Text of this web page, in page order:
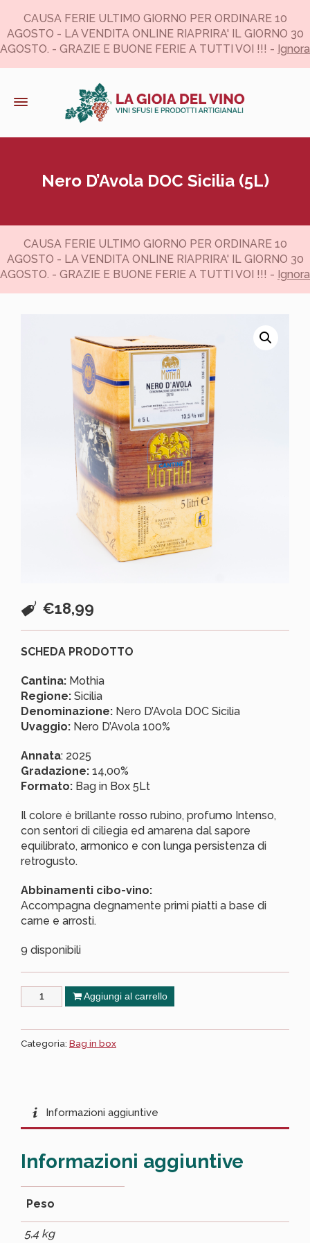
CAUSA FERIE ULTIMO GIORNO PER ORDINARE 10
AGOSTO - LA VENDITA ONLINE RIAPRIRA' IL GIORNO 30
AGOSTO. - GRAZIE E BUONE FERIE A TUTTI VOI !!! - Ignora
Nero D’Avola DOC Sicilia (5L)
CAUSA FERIE ULTIMO GIORNO PER ORDINARE 10
AGOSTO - LA VENDITA ONLINE RIAPRIRA' IL GIORNO 30
AGOSTO. - GRAZIE E BUONE FERIE A TUTTI VOI !!! - Ignora
€18,99
SCHEDA PRODOTTO
Cantina: Mothia
Regione: Sicilia
Denominazione: Nero D’Avola DOC Sicilia
Uvaggio: Nero D’Avola 100%
Annata: 2025
Gradazione: 14,00%
Formato: Bag in Box 5Lt
Il colore è brillante rosso rubino, profumo Intenso,
con sentori di ciliegia ed amarena dal sapore
equilibrato, armonico e con lunga persistenza di
retrogusto.
Abbinamenti cibo-vino:
Accompagna degnamente primi piatti a base di
carne e arrosti.
9 disponibili
Aggiungi al carrello
Categoria: Bag in box
Informazioni aggiuntive
Informazioni aggiuntive
Peso
5,4 kg